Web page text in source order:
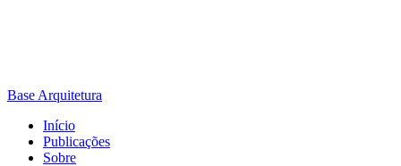
Base Arquitetura
Início
Publicações
Sobre